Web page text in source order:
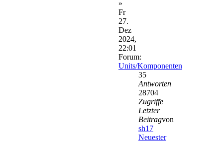
»
Fr
27.
Dez
2024,
22:01
Forum:
Units/Komponenten
35
Antworten
28704
Zugriffe
Letzter
Beitragvon
sh17
Neuester